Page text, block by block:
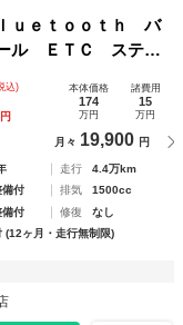
ｅｔｏｏｔｈ バ
ール ＥＴＣ ステア
車線逸脱警報機能
込) 本体価格
174
万円
諸費用
15
万円
月々 19,900 円
走行
4.4万km
備付 排気
1500cc
備付 修復
なし
(12ヶ月・走行無制限)